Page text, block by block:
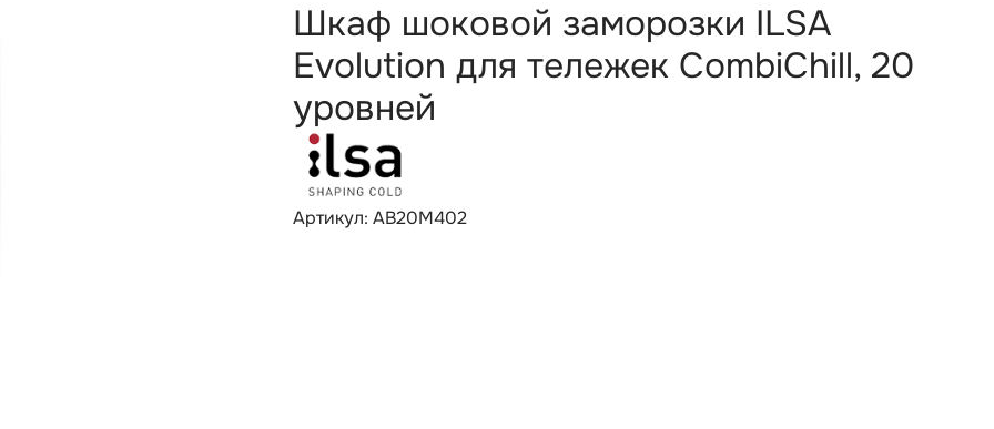
Шкаф шоковой заморозки ILSA
Evolution для тележек CombiChill, 20
уровней
Артикул: AB20M402